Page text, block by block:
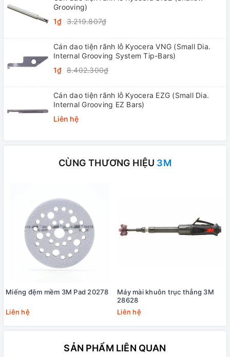
Grooving)
1₫ 3.219.807₫
Cán dao tiện rãnh lỗ Kyocera VNG (Small Dia.
Internal Grooving System Tip-Bars)
1₫ 8.402.300₫
Cán dao tiện rãnh lỗ Kyocera EZG (Small Dia.
Internal Grooving EZ Bars)
Liên hệ
CÙNG THƯƠNG HIỆU 3M
Miếng đệm mềm 3M Pad 20278
Liên hệ
Máy mài khuôn trục thẳng 3M
28628
Liên hệ
SẢN PHẨM LIÊN QUAN